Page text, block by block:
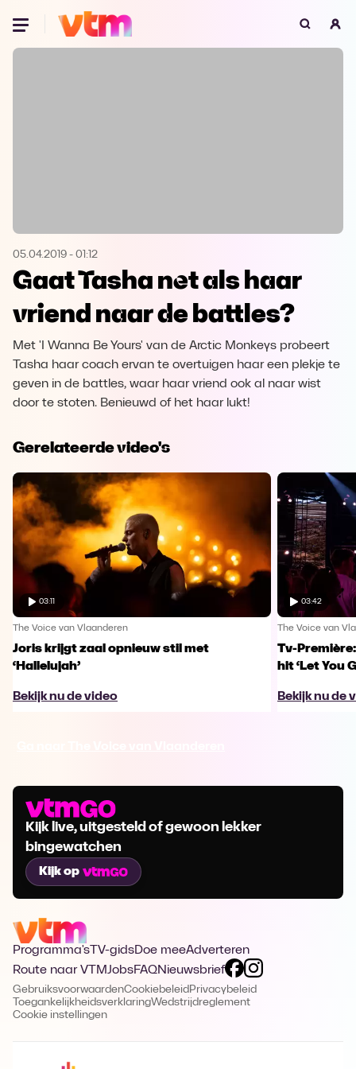
Oeps, browser niet ondersteund
Microsoft Edge Download
Opera Download
05.04.2019 - 01:12
Gaat Tasha net als haar
vriend naar de battles?
Met 'I Wanna Be Yours' van de Arctic Monkeys probeert
Tasha haar coach ervan te overtuigen haar een plekje te
geven in de battles, waar haar vriend ook al naar wist
door te stoten. Benieuwd of het haar lukt!
Gerelateerde video's
03:11
The Voice van Vlaanderen
Joris krijgt zaal opnieuw stil met
‘Hallelujah’
Bekijk nu de video
03:42
The Voice van
Tv-
hit ‘Let You
Bekijk nu de
Kijk live, uitgesteld of gewoon lekker
bingewatchen
Kijk op
Programma's TV-gidsDoe meeAdverteren
Route naar VTMJobsFAQNieuwsbrief
GebruiksvoorwaardenCookiebeleid Privacybeleid
ToegankelijkheidsverklaringWedstrijdreglement
Cookie instellingen